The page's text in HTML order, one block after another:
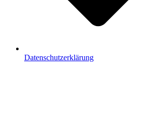
Datenschutzerklärung